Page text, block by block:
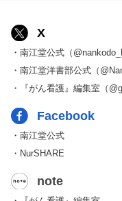
X
・南江堂公式（
・南江堂洋書部公式（
・『がん看護』編集室（
Facebook
・南江堂公式
・NurSHARE
note